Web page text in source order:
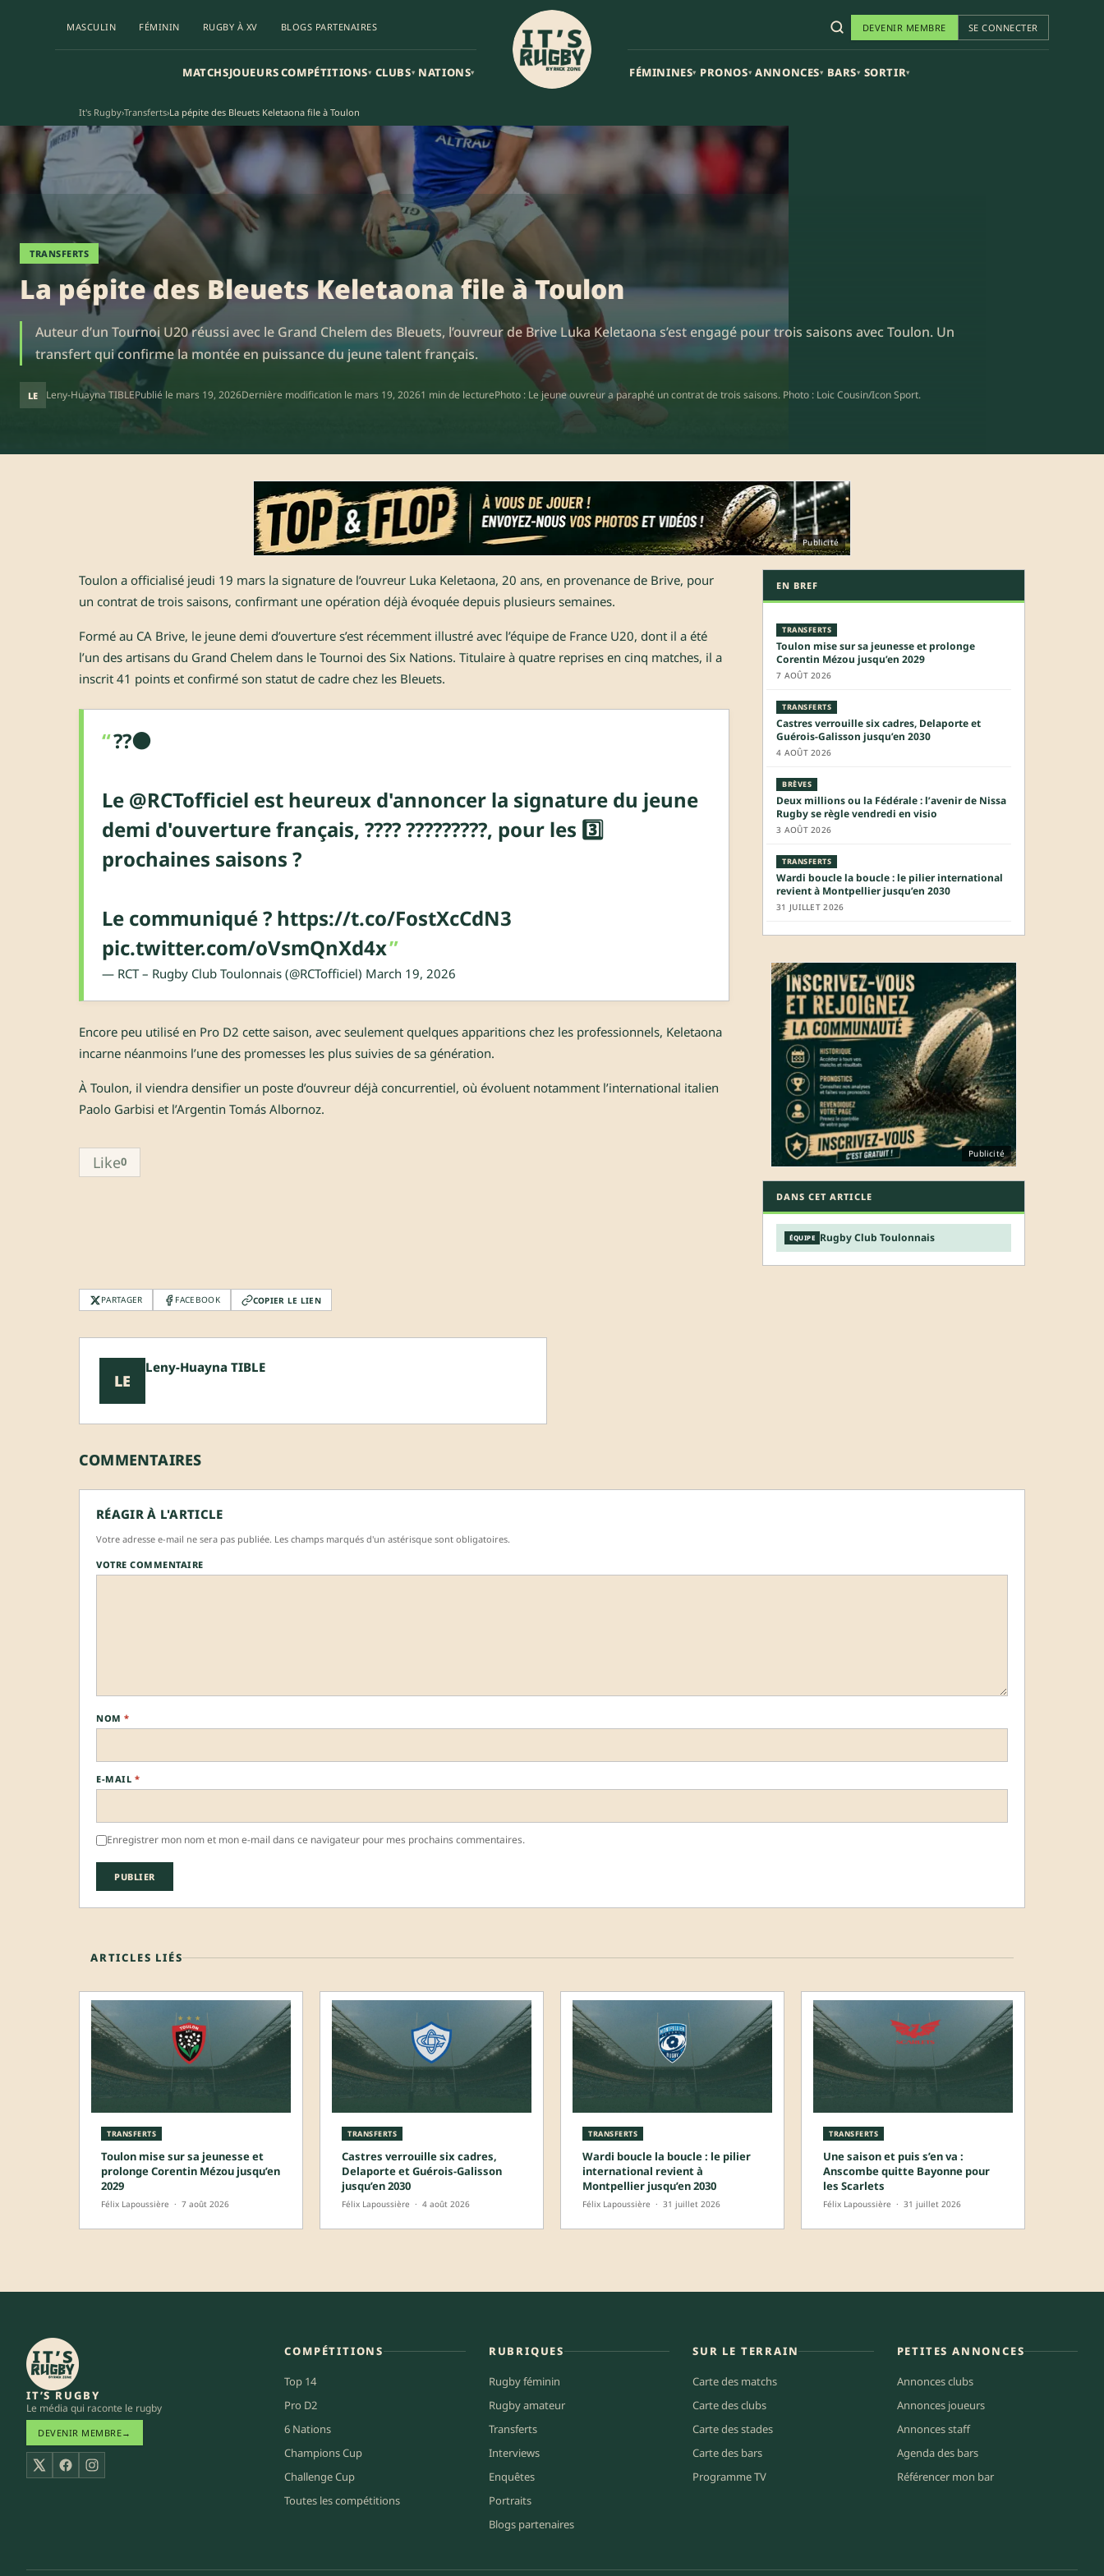
MASCULIN FÉMININ RUGBY À XV BLOGS PARTENAIRES
MATCHSJOUEURSCOMPÉTITIONS▾ CLUBS▾ NATIONS▾
DEVENIR MEMBRE SE CONNECTER
FÉMININES▾ PRONOS▾ ANNONCES▾ BARS▾ SORTIR▾
It's Rugby›Transferts›La pépite des Bleuets Keletaona file à Toulon
TRANSFERTS
La pépite des Bleuets Keletaona file à Toulon
Auteur d’un Tournoi U20 réussi avec le Grand Chelem des Bleuets, l’ouvreur de Brive Luka Keletaona s’est engagé pour trois saisons avec Toulon. Un
transfert qui confirme la montée en puissance du jeune talent français.
LE Leny-Huayna TIBLEPublié le mars 19, 2026Dernière modification le mars 19, 20261 min de lecturePhoto : Le jeune ouvreur a paraphé un contrat de trois saisons. Photo : Loic Cousin/Icon Sport.
Publicité
Toulon a officialisé jeudi 19 mars la signature de l’ouvreur Luka Keletaona, 20 ans, en provenance de Brive, pour
un contrat de trois saisons, confirmant une opération déjà évoquée depuis plusieurs semaines.
Formé au CA Brive, le jeune demi d’ouverture s’est récemment illustré avec l’équipe de France U20, dont il a été
l’un des artisans du Grand Chelem dans le Tournoi des Six Nations. Titulaire à quatre reprises en cinq matches, il a
inscrit 41 points et confirmé son statut de cadre chez les Bleuets.
??⚫️
Le @RCTofficiel est heureux d'annoncer la signature du jeune
demi d'ouverture français, ???? ?????????, pour les 3️⃣
prochaines saisons ?
Le communiqué ? https://t.co/FostXcCdN3
pic.twitter.com/oVsmQnXd4x
— RCT – Rugby Club Toulonnais (@RCTofficiel) March 19, 2026
Encore peu utilisé en Pro D2 cette saison, avec seulement quelques apparitions chez les professionnels, Keletaona
incarne néanmoins l’une des promesses les plus suivies de sa génération.
À Toulon, il viendra densifier un poste d’ouvreur déjà concurrentiel, où évoluent notamment l’international italien
Paolo Garbisi et l’Argentin Tomás Albornoz.
Like0
EN BREF
TRANSFERTS
Toulon mise sur sa jeunesse et prolonge
Corentin Mézou jusqu’en 2029
7 AOÛT 2026
TRANSFERTS
Castres verrouille six cadres, Delaporte et
Guérois-Galisson jusqu’en 2030
4 AOÛT 2026
BRÈVES
Deux millions ou la Fédérale : l’avenir de Nissa
Rugby se règle vendredi en visio
3 AOÛT 2026
TRANSFERTS
Wardi boucle la boucle : le pilier international
revient à Montpellier jusqu’en 2030
31 JUILLET 2026
Publicité
DANS CET ARTICLE
ÉQUIPE Rugby Club Toulonnais
PARTAGER FACEBOOK COPIER LE LIEN
LE
Leny-Huayna TIBLE
COMMENTAIRES
RÉAGIR À L'ARTICLE
Votre adresse e-mail ne sera pas publiée. Les champs marqués d'un astérisque sont obligatoires.
VOTRE COMMENTAIRE
NOM *
E-MAIL *
Enregistrer mon nom et mon e-mail dans ce navigateur pour mes prochains commentaires.
ARTICLES LIÉS
TRANSFERTS
Toulon mise sur sa jeunesse et
prolonge Corentin Mézou jusqu’en
2029
Félix Lapoussière · 7 août 2026
TRANSFERTS
Castres verrouille six cadres,
Delaporte et Guérois-Galisson
jusqu’en 2030
Félix Lapoussière · 4 août 2026
TRANSFERTS
Wardi boucle la boucle : le pilier
international revient à
Montpellier jusqu’en 2030
Félix Lapoussière · 31 juillet 2026
TRANSFERTS
Une saison et puis s’en va :
Anscombe quitte Bayonne pour
les Scarlets
Félix Lapoussière · 31 juillet 2026
IT’S RUGBY
Le média qui raconte le rugby
DEVENIR MEMBRE→
X FacebookInstagram
COMPÉTITIONS
Top 14
Pro D2
6 Nations
Champions Cup
Challenge Cup
Toutes les compétitions
RUBRIQUES
Rugby féminin
Rugby amateur
Transferts
Interviews
Enquêtes
Portraits
Blogs partenaires
SUR LE TERRAIN
Carte des matchs
Carte des clubs
Carte des stades
Carte des bars
Programme TV
PETITES ANNONCES
Annonces clubs
Annonces joueurs
Annonces staff
Agenda des bars
Référencer mon bar